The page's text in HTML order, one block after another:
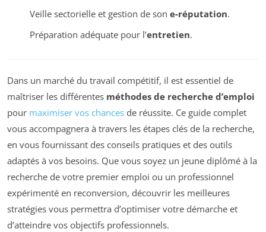
Veille sectorielle et gestion de son e-réputation.
Préparation adéquate pour l’entretien.
Dans un marché du travail compétitif, il est essentiel de
maîtriser les différentes méthodes de recherche d’emploi
pour maximiser vos chances de réussite. Ce guide complet
vous accompagnera à travers les étapes clés de la recherche,
en vous fournissant des conseils pratiques et des outils
adaptés à vos besoins. Que vous soyez un jeune diplômé à la
recherche de votre premier emploi ou un professionnel
expérimenté en reconversion, découvrir les meilleures
stratégies vous permettra d’optimiser votre démarche et
d’atteindre vos objectifs professionnels.